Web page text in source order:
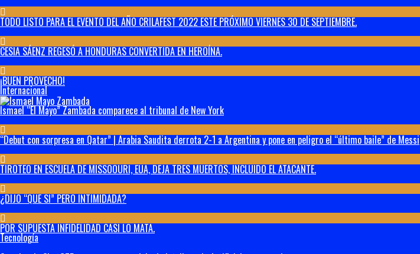
TODO LISTO PARA EL EVENTO DEL AÑO CRILAFEST 2022 ESTE PRÓXIMO VIERNES 30 DE SEPTIEMBRE.
CESIA SÁENZ REGESÓ A HONDURAS CONVERTIDA EN HEROÍNA.
¡BUEN PROVECHO!
Internacional
Ismael “El Mayo” Zambada comparece al tribunal de New York
“Debut con sorpresa en Qatar” | Arabia Saudita derrota 2-1 a Argentina y pone en peligro el “último baile” de Messi
TIROTEO EN ESCUELA DE MISSOOURI, EUA, DEJA TRES MUERTOS, INCLUIDO EL ATACANTE.
¿DIJO “QUE SI” PERO INTIMIDADA?
POR SUPUESTA INFIDELIDAD CASI LO MATA.
Tecnología